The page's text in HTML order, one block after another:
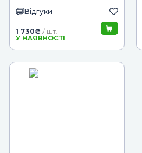
Відгуки
1 730₴ / шт.
У НАЯВНОСТІ